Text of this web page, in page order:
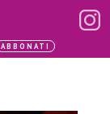
ABBONATI